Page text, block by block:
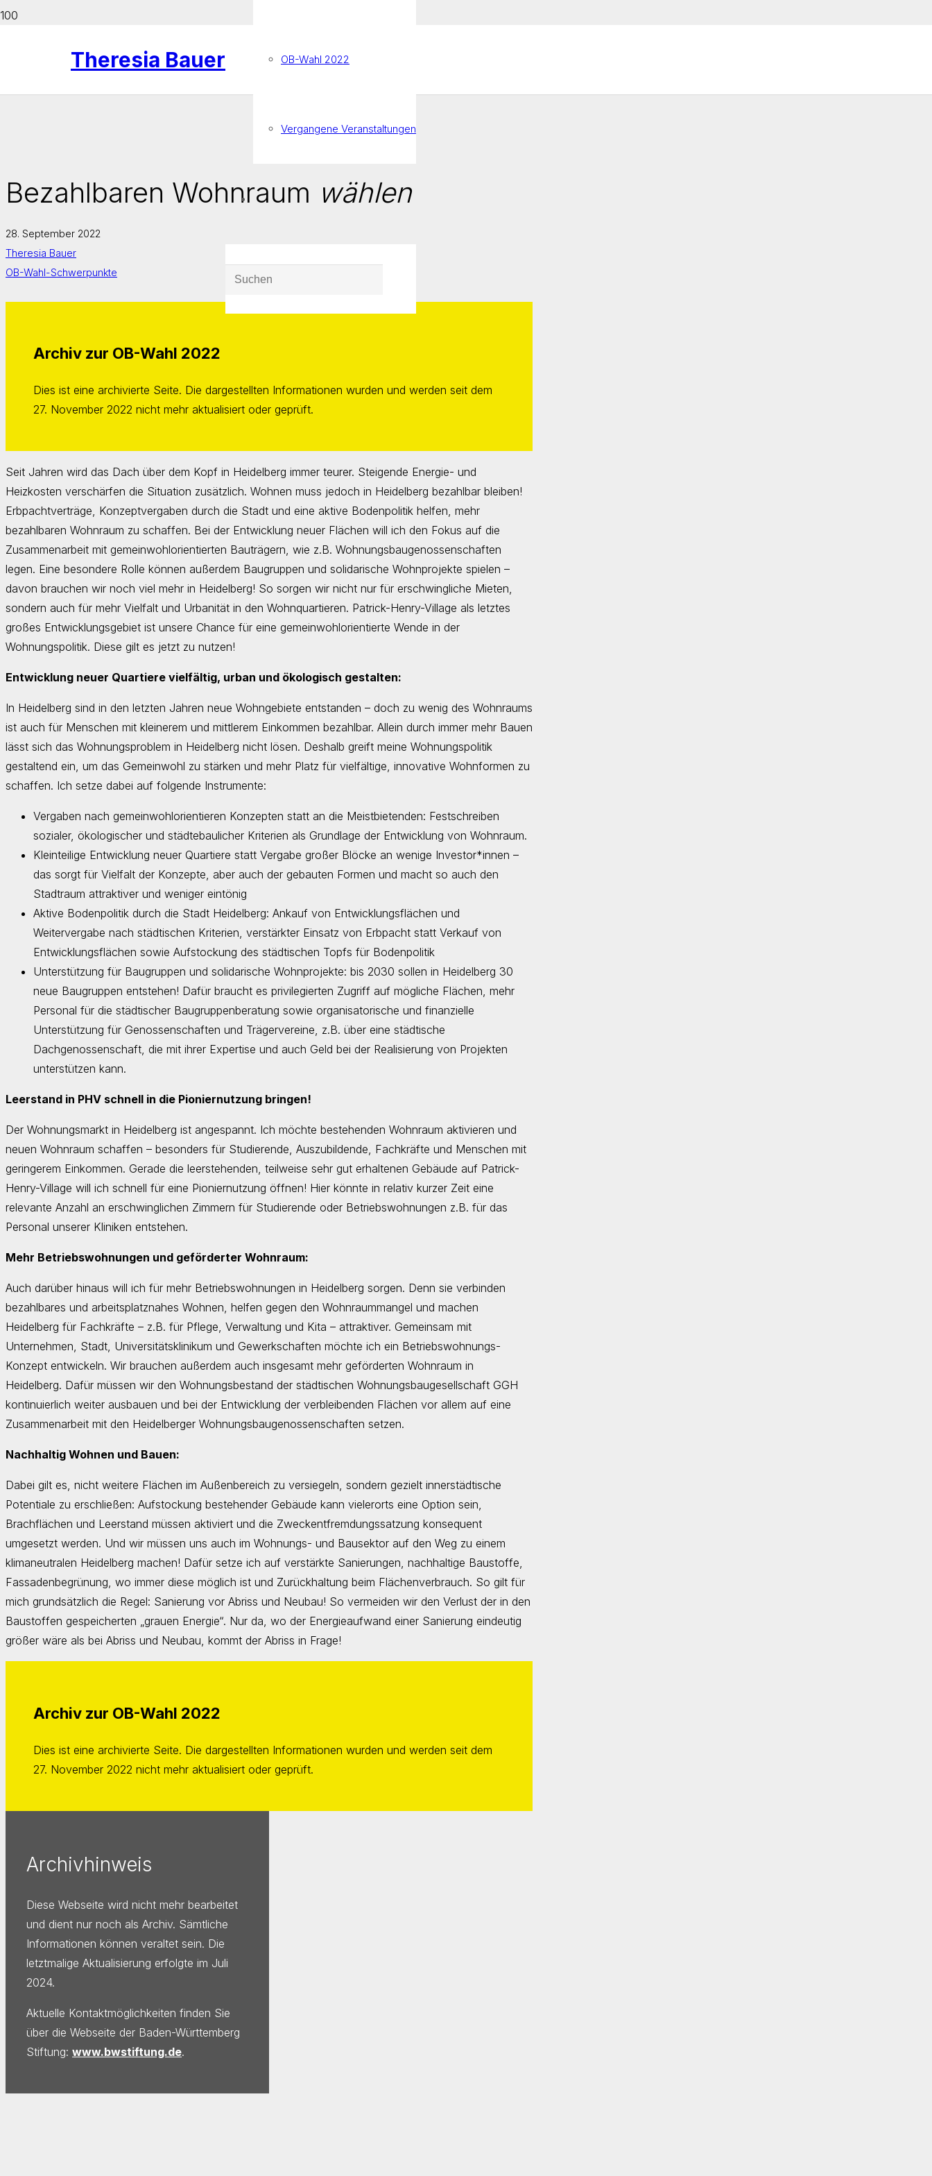
Theresia Bauer OB-Wahl 2022
Vergangene Veranstaltungen
Bezahlbaren Wohnraum wählen
28. September 2022
Theresia Bauer
OB-Wahl-Schwerpunkte
Archiv zur OB-Wahl 2022
Dies ist eine archivierte Seite. Die dargestellten Informationen wurden und werden seit dem
27. November 2022 nicht mehr aktualisiert oder geprüft.
Seit Jahren wird das Dach über dem Kopf in Heidelberg immer teurer. Steigende Energie- und
Heizkosten verschärfen die Situation zusätzlich. Wohnen muss jedoch in Heidelberg bezahlbar bleiben!
Erbpachtverträge, Konzeptvergaben durch die Stadt und eine aktive Bodenpolitik helfen, mehr
bezahlbaren Wohnraum zu schaffen. Bei der Entwicklung neuer Flächen will ich den Fokus auf die
Zusammenarbeit mit gemeinwohlorientierten Bauträgern, wie z.B. Wohnungsbaugenossenschaften
legen. Eine besondere Rolle können außerdem Baugruppen und solidarische Wohnprojekte spielen –
davon brauchen wir noch viel mehr in Heidelberg! So sorgen wir nicht nur für erschwingliche Mieten,
sondern auch für mehr Vielfalt und Urbanität in den Wohnquartieren. Patrick-Henry-Village als letztes
großes Entwicklungsgebiet ist unsere Chance für eine gemeinwohlorientierte Wende in der
Wohnungspolitik. Diese gilt es jetzt zu nutzen!
Entwicklung neuer Quartiere vielfältig, urban und ökologisch gestalten:
In Heidelberg sind in den letzten Jahren neue Wohngebiete entstanden – doch zu wenig des Wohnraums
ist auch für Menschen mit kleinerem und mittlerem Einkommen bezahlbar. Allein durch immer mehr Bauen
lässt sich das Wohnungsproblem in Heidelberg nicht lösen. Deshalb greift meine Wohnungspolitik
gestaltend ein, um das Gemeinwohl zu stärken und mehr Platz für vielfältige, innovative Wohnformen zu
schaffen. Ich setze dabei auf folgende Instrumente:
Vergaben nach gemeinwohlorientieren Konzepten statt an die Meistbietenden: Festschreiben
sozialer, ökologischer und städtebaulicher Kriterien als Grundlage der Entwicklung von Wohnraum.
Kleinteilige Entwicklung neuer Quartiere statt Vergabe großer Blöcke an wenige Investor*innen –
das sorgt für Vielfalt der Konzepte, aber auch der gebauten Formen und macht so auch den
Stadtraum attraktiver und weniger eintönig
Aktive Bodenpolitik durch die Stadt Heidelberg: Ankauf von Entwicklungsflächen und
Weitervergabe nach städtischen Kriterien, verstärkter Einsatz von Erbpacht statt Verkauf von
Entwicklungsflächen sowie Aufstockung des städtischen Topfs für Bodenpolitik
Unterstützung für Baugruppen und solidarische Wohnprojekte: bis 2030 sollen in Heidelberg 30
neue Baugruppen entstehen! Dafür braucht es privilegierten Zugriff auf mögliche Flächen, mehr
Personal für die städtischer Baugruppenberatung sowie organisatorische und finanzielle
Unterstützung für Genossenschaften und Trägervereine, z.B. über eine städtische
Dachgenossenschaft, die mit ihrer Expertise und auch Geld bei der Realisierung von Projekten
unterstützen kann.
Leerstand in PHV schnell in die Pioniernutzung bringen!
Der Wohnungsmarkt in Heidelberg ist angespannt. Ich möchte bestehenden Wohnraum aktivieren und
neuen Wohnraum schaffen – besonders für Studierende, Auszubildende, Fachkräfte und Menschen mit
geringerem Einkommen. Gerade die leerstehenden, teilweise sehr gut erhaltenen Gebäude auf Patrick-
Henry-Village will ich schnell für eine Pioniernutzung öffnen! Hier könnte in relativ kurzer Zeit eine
relevante Anzahl an erschwinglichen Zimmern für Studierende oder Betriebswohnungen z.B. für das
Personal unserer Kliniken entstehen.
Mehr Betriebswohnungen und geförderter Wohnraum:
Auch darüber hinaus will ich für mehr Betriebswohnungen in Heidelberg sorgen. Denn sie verbinden
bezahlbares und arbeitsplatznahes Wohnen, helfen gegen den Wohnraummangel und machen
Heidelberg für Fachkräfte – z.B. für Pflege, Verwaltung und Kita – attraktiver. Gemeinsam mit
Unternehmen, Stadt, Universitätsklinikum und Gewerkschaften möchte ich ein Betriebswohnungs-
Konzept entwickeln. Wir brauchen außerdem auch insgesamt mehr geförderten Wohnraum in
Heidelberg. Dafür müssen wir den Wohnungsbestand der städtischen Wohnungsbaugesellschaft GGH
kontinuierlich weiter ausbauen und bei der Entwicklung der verbleibenden Flächen vor allem auf eine
Zusammenarbeit mit den Heidelberger Wohnungsbaugenossenschaften setzen.
Nachhaltig Wohnen und Bauen:
Dabei gilt es, nicht weitere Flächen im Außenbereich zu versiegeln, sondern gezielt innerstädtische
Potentiale zu erschließen: Aufstockung bestehender Gebäude kann vielerorts eine Option sein,
Brachflächen und Leerstand müssen aktiviert und die Zweckentfremdungssatzung konsequent
umgesetzt werden. Und wir müssen uns auch im Wohnungs- und Bausektor auf den Weg zu einem
klimaneutralen Heidelberg machen! Dafür setze ich auf verstärkte Sanierungen, nachhaltige Baustoffe,
Fassadenbegrünung, wo immer diese möglich ist und Zurückhaltung beim Flächenverbrauch. So gilt für
mich grundsätzlich die Regel: Sanierung vor Abriss und Neubau! So vermeiden wir den Verlust der in den
Baustoffen gespeicherten „grauen Energie“. Nur da, wo der Energieaufwand einer Sanierung eindeutig
größer wäre als bei Abriss und Neubau, kommt der Abriss in Frage!
Archiv zur OB-Wahl 2022
Dies ist eine archivierte Seite. Die dargestellten Informationen wurden und werden seit dem
27. November 2022 nicht mehr aktualisiert oder geprüft.
Archivhinweis
Diese Webseite wird nicht mehr bearbeitet
und dient nur noch als Archiv. Sämtliche
Informationen können veraltet sein. Die
letztmalige Aktualisierung erfolgte im Juli
2024.
Aktuelle Kontaktmöglichkeiten finden Sie
über die Webseite der Baden-Württemberg
Stiftung: www.bwstiftung.de.